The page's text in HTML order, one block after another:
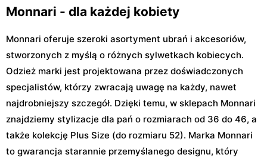
Monnari - dla każdej kobiety
Monnari oferuje szeroki asortyment ubrań i akcesoriów,
stworzonych z myślą o różnych sylwetkach kobiecych.
Odzież marki jest projektowana przez doświadczonych
specjalistów, którzy zwracają uwagę na każdy, nawet
najdrobniejszy szczegół. Dzięki temu, w sklepach Monnari
znajdziemy stylizacje dla pań o rozmiarach od 36 do 46, a
także kolekcję Plus Size (do rozmiaru 52). Marka Monnari
to gwarancja starannie przemyślanego designu, który